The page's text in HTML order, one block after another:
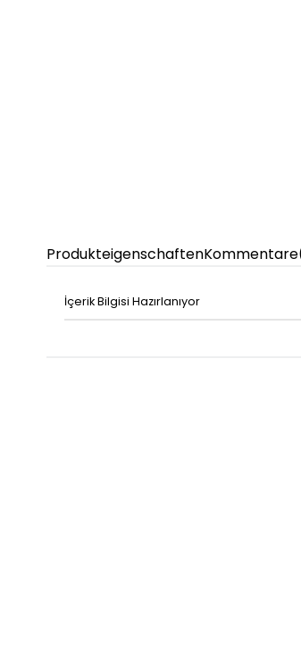
ProdukteigenschaftenKommentare
İçerik Bilgisi Hazırlanıyor